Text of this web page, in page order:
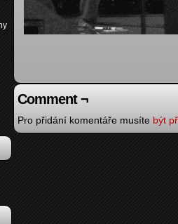
Comment ¬
Pro přidání komentáře musíte být